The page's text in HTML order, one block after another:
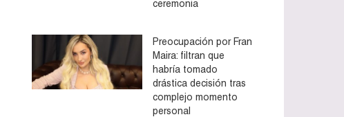
ceremonia
Preocupación por Fran
Maira: filtran que
habría tomado
drástica decisión tras
complejo momento
personal